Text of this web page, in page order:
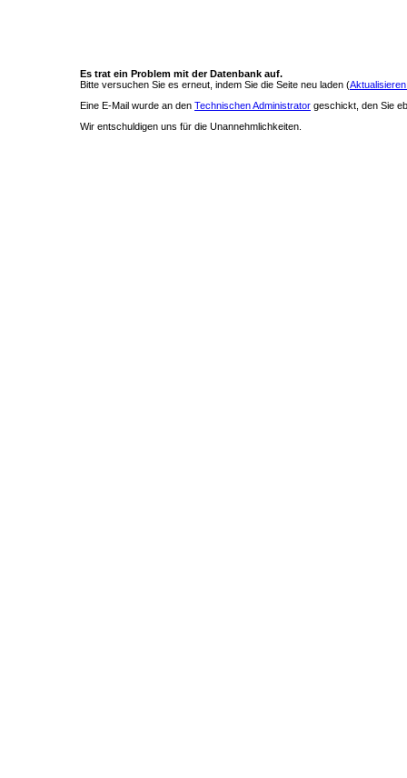
Es trat ein Problem mit der Datenbank auf.
Bitte versuchen Sie es erneut, indem Sie die Seite neu laden (
Eine E-Mail wurde an den Technischen Administrator geschickt, den Sie
Wir entschuldigen uns für die Unannehmlichkeiten.